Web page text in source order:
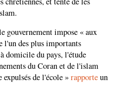
gouvernement impose « aux
l'un des plus importants
domicile du pays, l'étude
du Coran et de l'islam
de l'école »rapporteun